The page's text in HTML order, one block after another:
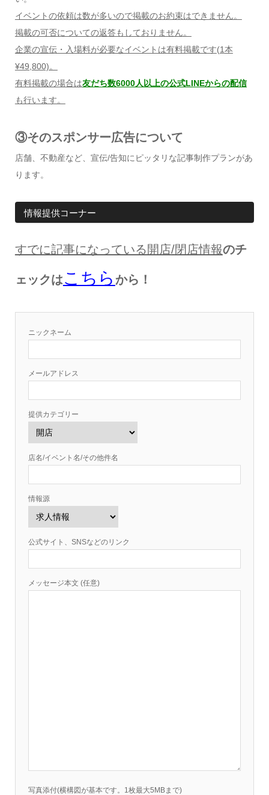
イベントの依頼は数が多いので掲載のお約束はできません。
掲載の可否についての返答もしておりません。
企業の宣伝・入場料が必要なイベントは有料掲載です(1本
¥49,800)。
有料掲載の場合は友だち数6000人以上の公式LINEからの配信
も行います。
③そのスポンサー広告について
店舗、不動産など、宣伝/告知にピッタリな記事制作プランがあ
ります。
情報提供コーナー
すでに記事になっている開店/閉店情報のチ
ェックはこちら から！
ニックネーム
メールアドレス
提供カテゴリー
店名/イベント名/その他件名
情報源
公式サイト、SNSなどのリンク
メッセージ本文 (任意)
写真添付(横構図が基本です。1枚最大5MBまで)